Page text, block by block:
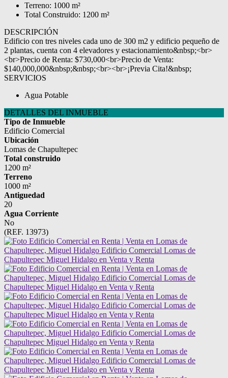
Terreno: 1000 m²
Total Construido: 1200 m²
DESCRIPCIÓN
Edificio con tres niveles cada uno de 300 m2 y edificio pequeño de
2 plantas, cuenta con 4 elevadores y estacionamiento&nbsp;<br>
<br>Precio de Renta: $730,000<br>Precio de Venta:
$140,000,000&nbsp;&nbsp;<br><br>¡Previa Cita!&nbsp;
SERVICIOS
Agua Potable
DETALLES DEL INMUEBLE
Tipo de Inmueble
Edificio Comercial
Ubicación
Lomas de Chapultepec
Total construido
1200 m²
Terreno
1000 m²
Antiguedad
20
Agua Corriente
No
(REF. 13973)